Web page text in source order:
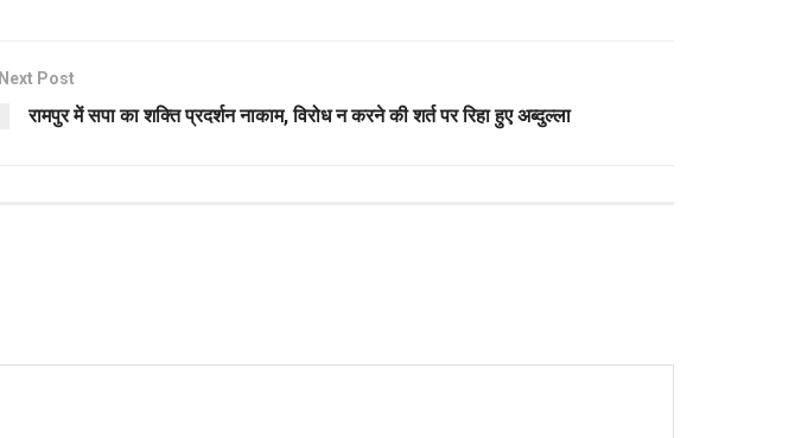
Next Post
रामपुर में सपा का शक्ति प्रदर्शन नाकाम, विरोध न करने की शर्त पर रिहा हुए अब्दुल्ला